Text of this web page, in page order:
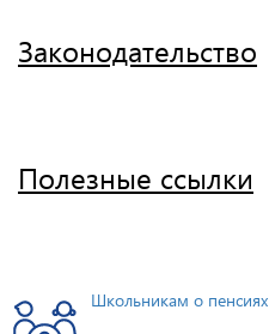
Законодательство
Полезные ссылки
Школьникам о пенсиях